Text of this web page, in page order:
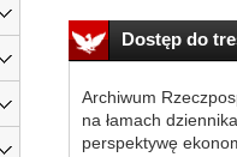
Dostęp do
Archiwum
na łamach
perspektywę